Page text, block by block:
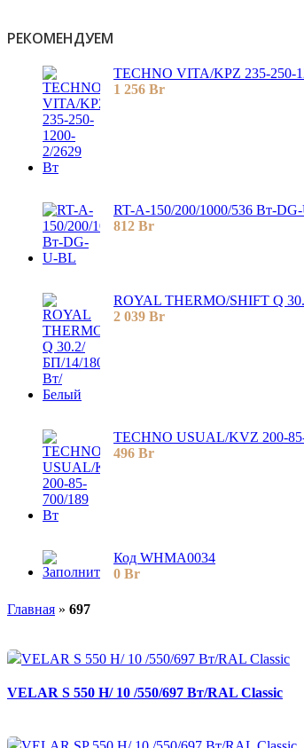
РЕКОМЕНДУЕМ
TECHNO VITA/KPZ 235-250-
1 256 Br
RT-A-150/200/1000/536 Вт-
812 Br
ROYAL THERMO/SHIFT Q
2 039 Br
TECHNO USUAL/KVZ 200-
496 Br
Код WHMA0034
0 Br
Главная » 697
VELAR S 550 H/ 10 /550/697 Вт/RAL Classic